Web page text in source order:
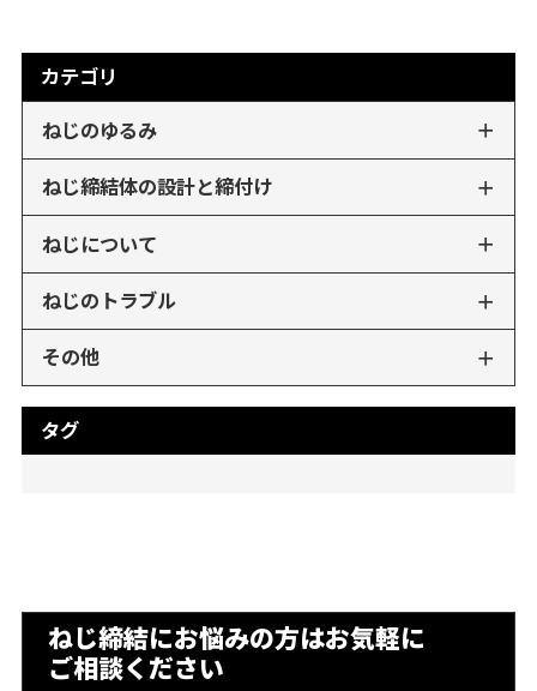
カテゴリ
ねじのゆるみ
ねじ締結体の設計と締付け
ねじについて
ねじのトラブル
その他
タグ
ねじ締結にお悩みの方はお気軽に
ご相談ください